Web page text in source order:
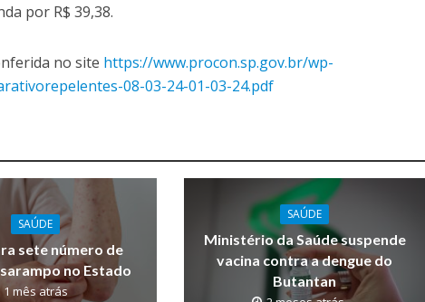
por R$ 39,38.
no site https://www.procon.sp.gov.br/wp-
08-03-24-01-03-24.pdf
SAÚDE
sete número de
no Estado
1 mês atrás
SAÚDE
Ministério da Saúde suspende
vacina contra a dengue do
Butantan